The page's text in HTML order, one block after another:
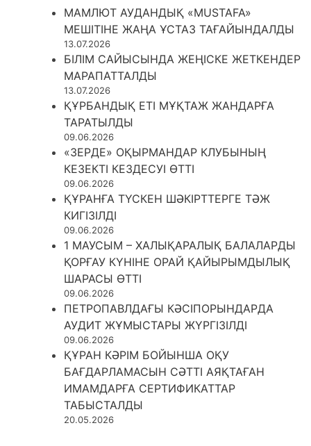
МАМЛЮТ АУДАНДЫҚ «MUSTAFA»
МЕШІТІНЕ ЖАҢА ҰСТАЗ ТАҒАЙЫНДАЛДЫ
13.07.2026
БІЛІМ САЙЫСЫНДА ЖЕҢІСКЕ ЖЕТКЕНДЕР
МАРАПАТТАЛДЫ
13.07.2026
ҚҰРБАНДЫҚ ЕТІ МҰҚТАЖ ЖАНДАРҒА
ТАРАТЫЛДЫ
09.06.2026
«ЗЕРДЕ» ОҚЫРМАНДАР КЛУБЫНЫҢ
КЕЗЕКТІ КЕЗДЕСУІ ӨТТІ
09.06.2026
ҚҰРАНҒА ТҮСКЕН ШӘКІРТТЕРГЕ ТӘЖ
КИГІЗІЛДІ
09.06.2026
1 МАУСЫМ – ХАЛЫҚАРАЛЫҚ БАЛАЛАРДЫ
ҚОРҒАУ КҮНІНЕ ОРАЙ ҚАЙЫРЫМДЫЛЫҚ
ШАРАСЫ ӨТТІ
09.06.2026
ПЕТРОПАВЛДАҒЫ КӘСІПОРЫНДАРДА
АУДИТ ЖҰМЫСТАРЫ ЖҮРГІЗІЛДІ
09.06.2026
ҚҰРАН КӘРІМ БОЙЫНША ОҚУ
БАҒДАРЛАМАСЫН СӘТТІ АЯҚТАҒАН
ИМАМДАРҒА СЕРТИФИКАТТАР
ТАБЫСТАЛДЫ
20.05.2026